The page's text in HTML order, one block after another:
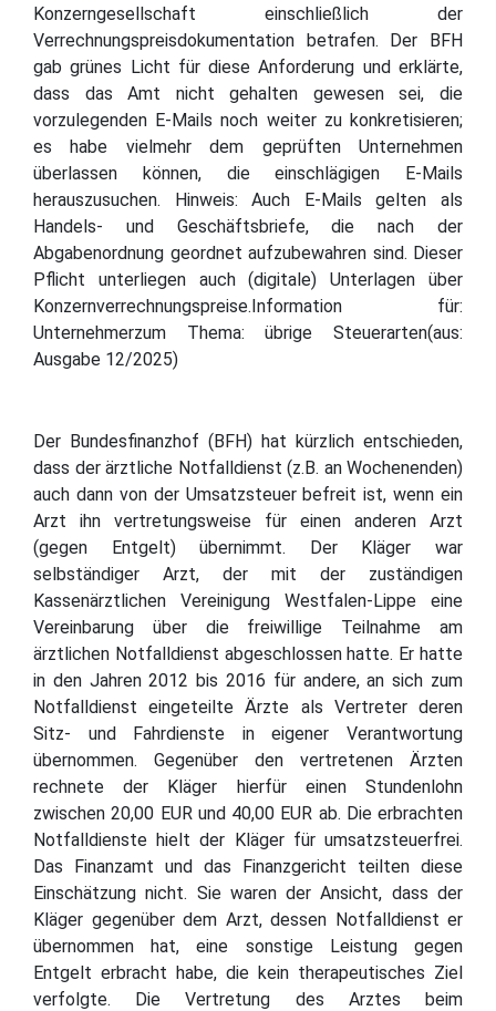
Konzerngesellschaft einschließlich der
Verrechnungspreisdokumentation betrafen. Der BFH
gab grünes Licht für diese Anforderung und erklärte,
dass das Amt nicht gehalten gewesen sei, die
vorzulegenden E-Mails noch weiter zu konkretisieren;
es habe vielmehr dem geprüften Unternehmen
überlassen können, die einschlägigen E-Mails
herauszusuchen. Hinweis: Auch E-Mails gelten als
Handels- und Geschäftsbriefe, die nach der
Abgabenordnung geordnet aufzubewahren sind. Dieser
Pflicht unterliegen auch (digitale) Unterlagen über
Konzernverrechnungspreise.Information für:
Unternehmerzum Thema: übrige Steuerarten(aus:
Ausgabe 12/2025)
Der Bundesfinanzhof (BFH) hat kürzlich entschieden,
dass der ärztliche Notfalldienst (z.B. an Wochenenden)
auch dann von der Umsatzsteuer befreit ist, wenn ein
Arzt ihn vertretungsweise für einen anderen Arzt
(gegen Entgelt) übernimmt. Der Kläger war
selbständiger Arzt, der mit der zuständigen
Kassenärztlichen Vereinigung Westfalen-Lippe eine
Vereinbarung über die freiwillige Teilnahme am
ärztlichen Notfalldienst abgeschlossen hatte. Er hatte
in den Jahren 2012 bis 2016 für andere, an sich zum
Notfalldienst eingeteilte Ärzte als Vertreter deren
Sitz- und Fahrdienste in eigener Verantwortung
übernommen. Gegenüber den vertretenen Ärzten
rechnete der Kläger hierfür einen Stundenlohn
zwischen 20,00 EUR und 40,00 EUR ab. Die erbrachten
Notfalldienste hielt der Kläger für umsatzsteuerfrei.
Das Finanzamt und das Finanzgericht teilten diese
Einschätzung nicht. Sie waren der Ansicht, dass der
Kläger gegenüber dem Arzt, dessen Notfalldienst er
übernommen hat, eine sonstige Leistung gegen
Entgelt erbracht habe, die kein therapeutisches Ziel
verfolgte. Die Vertretung des Arztes beim